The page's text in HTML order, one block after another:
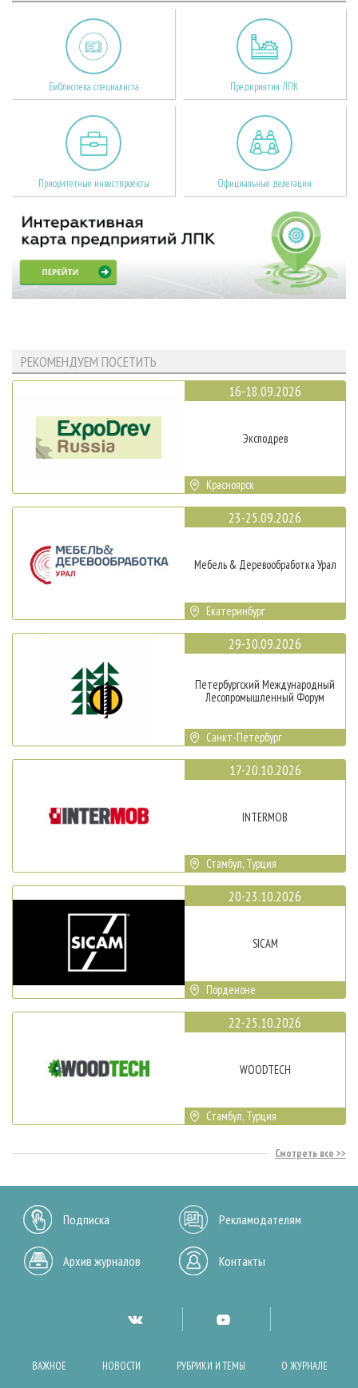
Библиотека специалиста Предприятия ЛПК
Приоритетные инвестпроекты Официальные делегации
РЕКОМЕНДУЕМ ПОСЕТИТЬ
16-18.09.2026
Эксподрев
Красноярск
23-25.09.2026
Мебель & Деревообработка Урал
Екатеринбург
29-30.09.2026
Петербургский Международный
Лесопромышленный Форум
Санкт-Петербург
17-20.10.2026
INTERMOB
Стамбул, Турция
20-23.10.2026
SICAM
Порденоне
22-25.10.2026
WOODTECH
Стамбул, Турция
Смотреть все
Подписка Рекламодателям
Архив журналов Контакты
ВАЖНОЕ НОВОСТИ РУБРИКИ И ТЕМЫ О ЖУРНАЛЕ